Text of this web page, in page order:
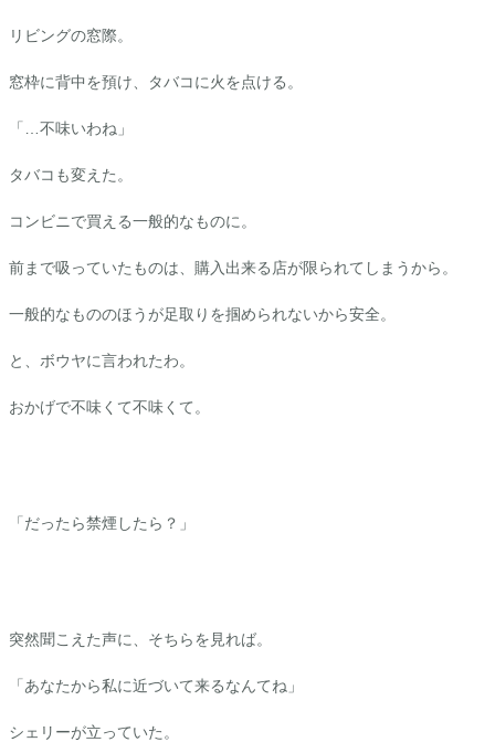
リビングの窓際。
窓枠に背中を預け、タバコに火を点ける。
「…不味いわね」
タバコも変えた。
コンビニで買える一般的なものに。
前まで吸っていたものは、購入出来る店が限られてしまうから。
一般的なもののほうが足取りを掴められないから安全。
と、ボウヤに言われたわ。
おかげで不味くて不味くて。
「だったら禁煙したら？」
突然聞こえた声に、そちらを見れば。
「あなたから私に近づいて来るなんてね」
シェリーが立っていた。